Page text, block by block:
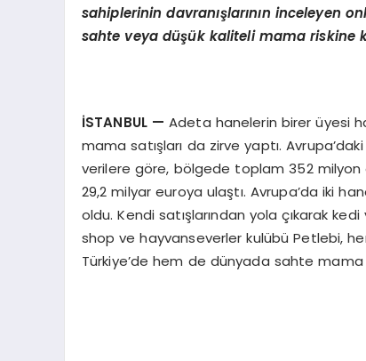
sahiplerinin davranışlarının inceleyen
sahte veya düşük kaliteli mama riskine
İSTANBUL — Adeta hanelerin birer üyesi
mama satışları da zirve yaptı. Avrupa’daki
verilere göre, bölgede toplam 352 milyon
29,2 milyar euroya ulaştı. Avrupa’da iki
oldu. Kendi satışlarından yola çıkarak
shop ve hayvanseverler kulübü Petlebi,
Türkiye’de hem de dünyada sahte mama